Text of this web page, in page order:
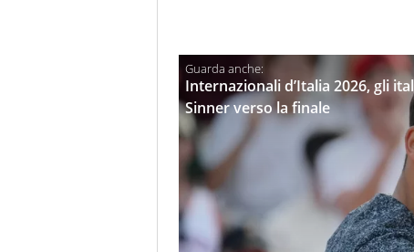
Internazionali d’Italia 2026, gli
Sinner verso la finale